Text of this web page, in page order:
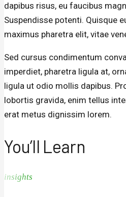
dapibus risus, eu faucibus
Suspendisse potenti. Quisque
maximus pharetra elit, vitae
Sed cursus condimentum
imperdiet, pharetra ligula at,
ligula ut odio mollis dapibus.
lobortis gravida, enim tellus
erat metus dignissim lorem.
You’ll Learn
insights